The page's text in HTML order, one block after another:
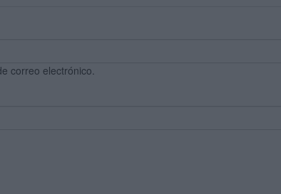
correo electrónico.